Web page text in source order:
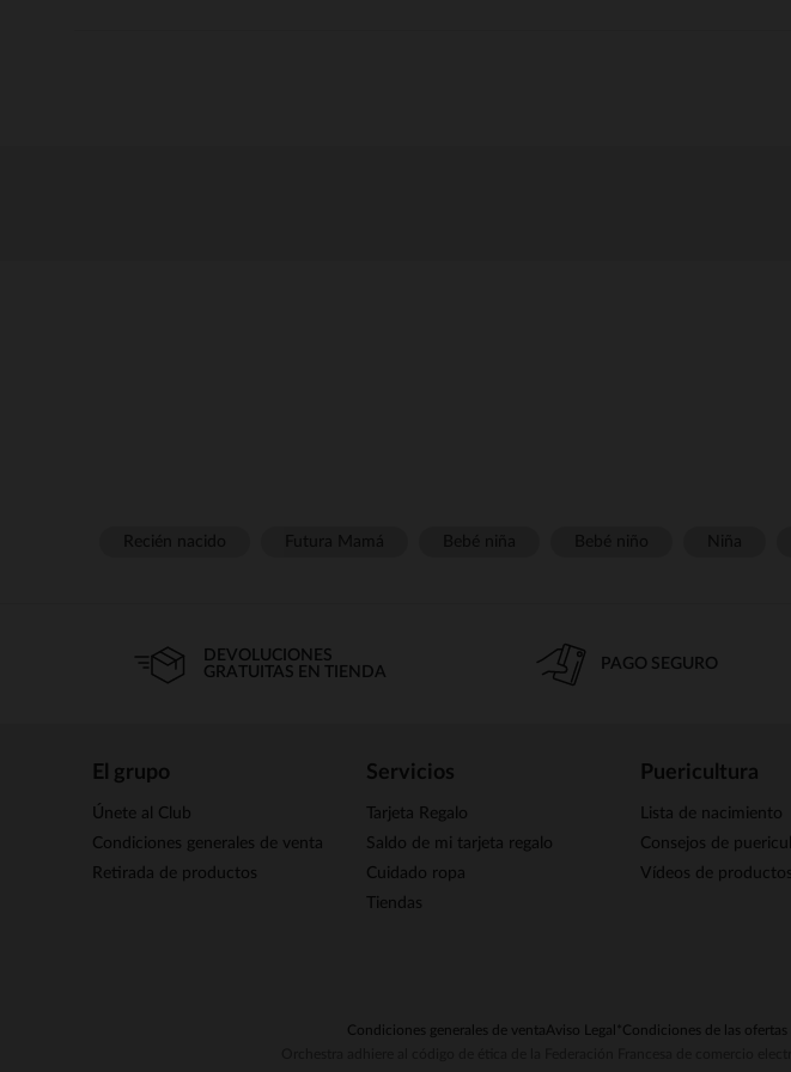
DEVOLUCIONES
GRATUITAS EN TIENDA
PAGO SEGURO
El grupo
Únete al Club
Condiciones generales de venta
Retirada de productos
Servicios
Tarjeta Regalo
Saldo de mi tarjeta regalo
Cuidado ropa
Tiendas
Puericultura
Lista de nacimiento
Consejos de
Vídeos de
Condiciones generales de ventaAviso Legal *Condiciones de las ofertas